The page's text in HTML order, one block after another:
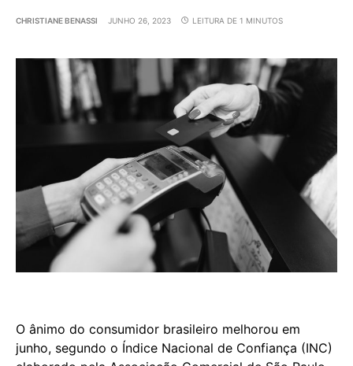
CHRISTIANE BENASSI JUNHO 26, 2023 LEITURA DE 1 MINUTOS
O ânimo do consumidor brasileiro melhorou em
junho, segundo o Índice Nacional de Confiança (INC)